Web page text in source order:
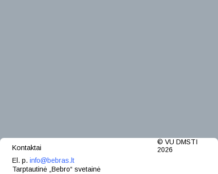
© VU DMSTI
2026
Kontaktai
El. p. info@bebras.lt
Tarptautinė „Bebro“ svetainė